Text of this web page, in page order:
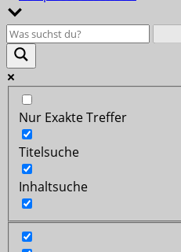
Nur Exakte Treffer
Titelsuche
Inhaltsuche